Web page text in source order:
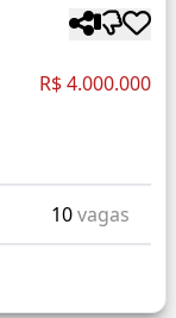
R$ 4.000.000
10vagas